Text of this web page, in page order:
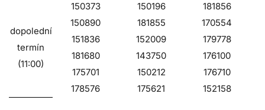
dopolední
termín
(11:00)
150373 150196
181856
150890
181855
170554
151836
152009
179778
181680
143750
176100
175701
150212
176710
178576
175621 152158